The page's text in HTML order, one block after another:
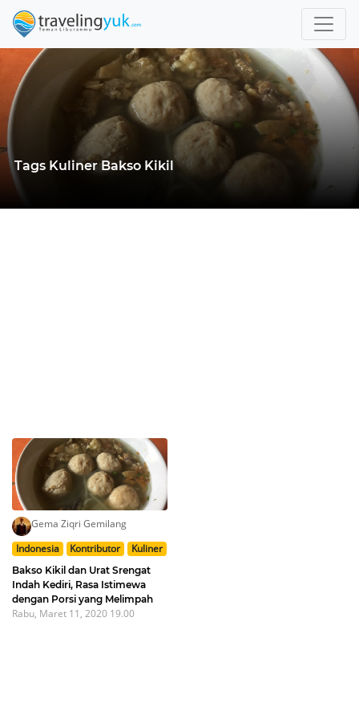
Tags Kuliner Bakso Kikil
Gema Ziqri Gemilang
Indonesia
Kontributor Kuliner
Bakso Kikil dan Urat Srengat
Indah Kediri, Rasa Istimewa
dengan Porsi yang Melimpah
Rabu, Maret 11, 2020 19.00